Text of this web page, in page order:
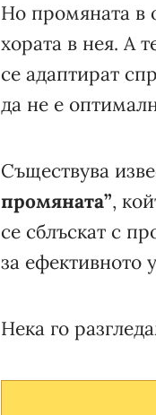
Но промяната в
хората в нея. А
се адаптират
да не е
Съществува
промяната”,
се сблъскат с
за ефективното
Нека го